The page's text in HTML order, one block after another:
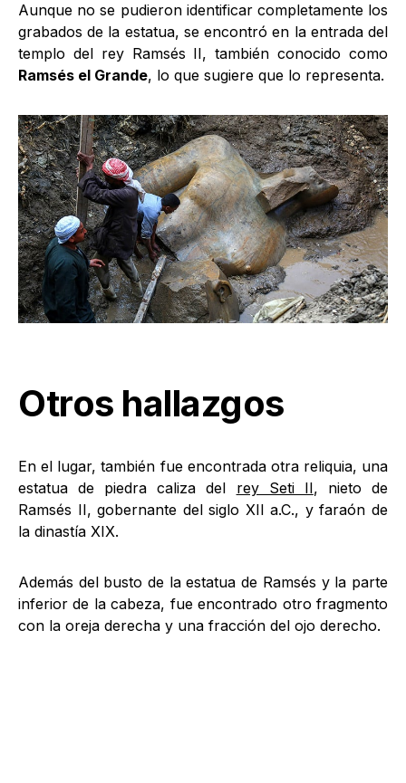
Aunque no se pudieron identificar completamente los
grabados de la estatua, se encontró en la entrada del
templo del rey Ramsés II, también conocido como
Ramsés el Grande, lo que sugiere que lo representa.
Otros hallazgos
En el lugar, también fue encontrada otra reliquia, una
estatua de piedra caliza del rey Seti II, nieto de
Ramsés II, gobernante del siglo XII a.C., y faraón de
la dinastía XIX.
Además del busto de la estatua de Ramsés y la parte
inferior de la cabeza, fue encontrado otro fragmento
con la oreja derecha y una fracción del ojo derecho.